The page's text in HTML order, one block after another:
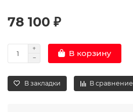
78 100 ₽
В корзину
В закладки В сравнение